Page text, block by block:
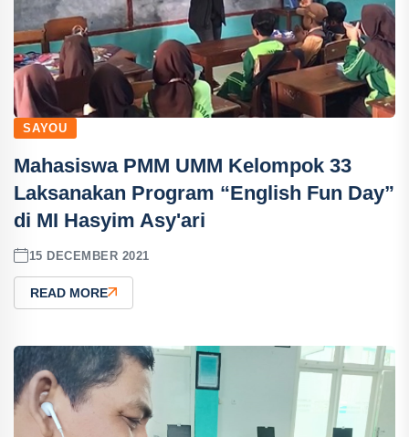
SAYOU
Mahasiswa PMM UMM Kelompok 33
Laksanakan Program “English Fun Day”
di MI Hasyim Asy'ari
15 DECEMBER 2021
READ MORE